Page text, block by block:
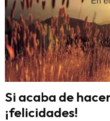
Si acaba de
¡felicidades!